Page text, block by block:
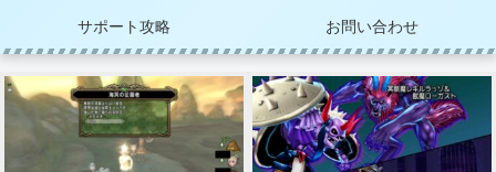
サポート攻略 お問い合わせ